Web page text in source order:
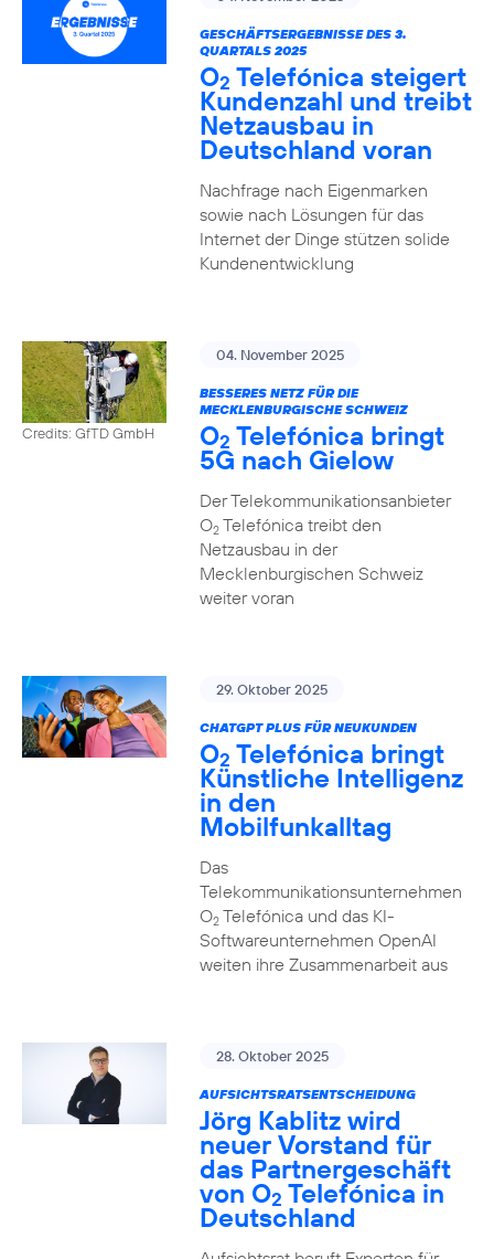
GESCHÄFTSERGEBNISSE DES 3.
QUARTALS 2025
O2 Telefónica steigert
Kundenzahl und treibt
Netzausbau in
Deutschland voran
Nachfrage nach Eigenmarken
sowie nach Lösungen für das
Internet der Dinge stützen solide
Kundenentwicklung
Credits: GfTD GmbH
04. November 2025
BESSERES NETZ FÜR DIE
MECKLENBURGISCHE SCHWEIZ
O2 Telefónica bringt
5G nach Gielow
Der Telekommunikationsanbieter
O2Telefónica treibt den
Netzausbau in der
Mecklenburgischen Schweiz
weiter voran
29. Oktober 2025
CHATGPT PLUS FÜR NEUKUNDEN
O2 Telefónica bringt
Künstliche Intelligenz
in den
Mobilfunkalltag
Das
Telekommunikationsunternehmen
O2Telefónica und das KI-
Softwareunternehmen OpenAI
weiten ihre Zusammenarbeit aus
28. Oktober 2025
AUFSICHTSRATSENTSCHEIDUNG
Jörg Kablitz wird
neuer Vorstand für
das Partnergeschäft
von O2 Telefónica in
Deutschland